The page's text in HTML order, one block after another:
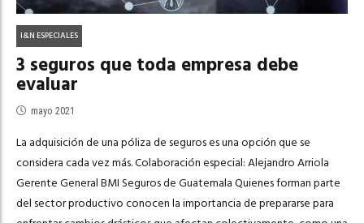
I&N ESPECIALES
3 seguros que toda empresa debe
evaluar
mayo 2021
La adquisición de una póliza de seguros es una opción que se
considera cada vez más. Colaboración especial: Alejandro Arriola
Gerente General BMI Seguros de Guatemala Quienes forman parte
del sector productivo conocen la importancia de prepararse para